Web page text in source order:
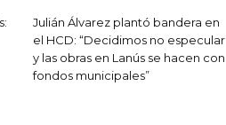
Julián Álvarez plantó bandera en
el HCD: “Decidimos no especular
y las obras en Lanús se hacen con
fondos municipales”